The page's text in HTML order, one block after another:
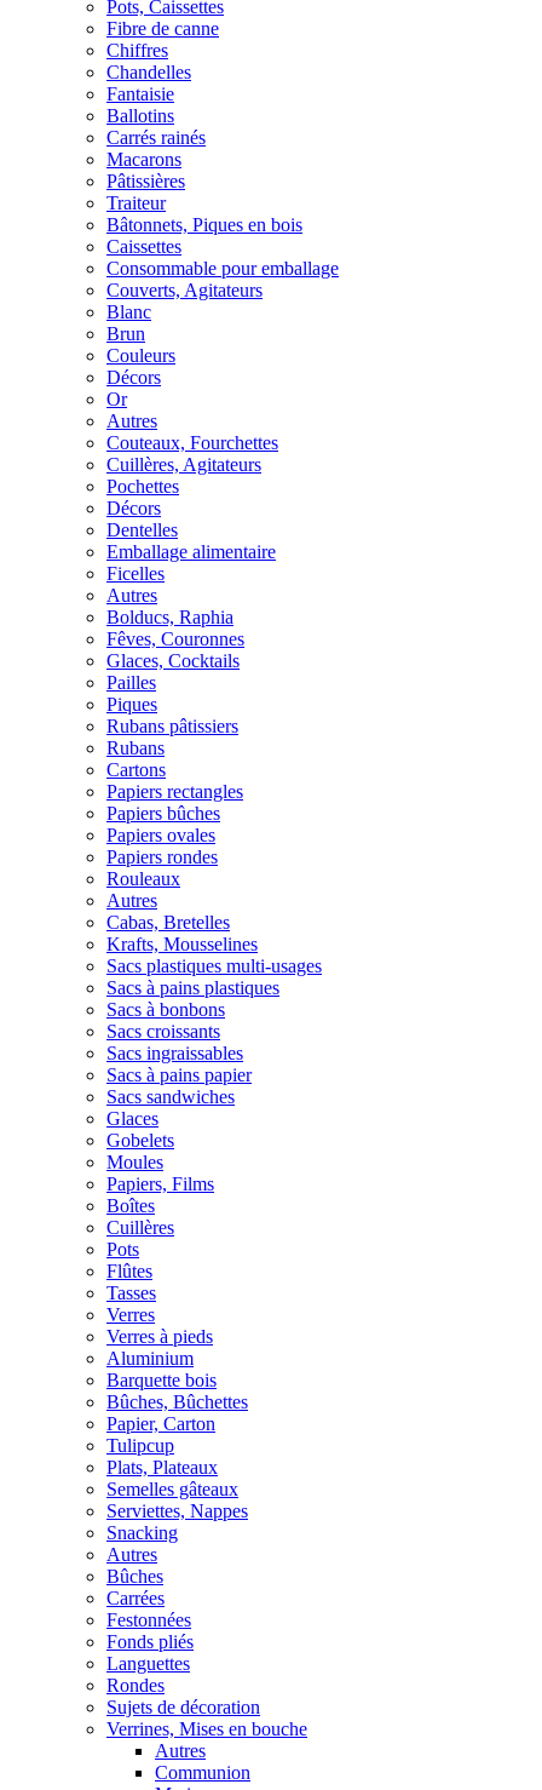
Pots, Caissettes
Fibre de canne
Chiffres
Chandelles
Fantaisie
Ballotins
Carrés rainés
Macarons
Pâtissières
Traiteur
Bâtonnets, Piques en bois
Caissettes
Consommable pour emballage
Couverts, Agitateurs
Blanc
Brun
Couleurs
Décors
Or
Autres
Couteaux, Fourchettes
Cuillères, Agitateurs
Pochettes
Décors
Dentelles
Emballage alimentaire
Ficelles
Autres
Bolducs, Raphia
Fêves, Couronnes
Glaces, Cocktails
Pailles
Piques
Rubans pâtissiers
Rubans
Cartons
Papiers rectangles
Papiers bûches
Papiers ovales
Papiers rondes
Rouleaux
Autres
Cabas, Bretelles
Krafts, Mousselines
Sacs plastiques multi-usages
Sacs à pains plastiques
Sacs à bonbons
Sacs croissants
Sacs ingraissables
Sacs à pains papier
Sacs sandwiches
Glaces
Gobelets
Moules
Papiers, Films
Boîtes
Cuillères
Pots
Flûtes
Tasses
Verres
Verres à pieds
Aluminium
Barquette bois
Bûches, Bûchettes
Papier, Carton
Tulipcup
Plats, Plateaux
Semelles gâteaux
Serviettes, Nappes
Snacking
Autres
Bûches
Carrées
Festonnées
Fonds pliés
Languettes
Rondes
Sujets de décoration
Verrines, Mises en bouche
Autres
Communion